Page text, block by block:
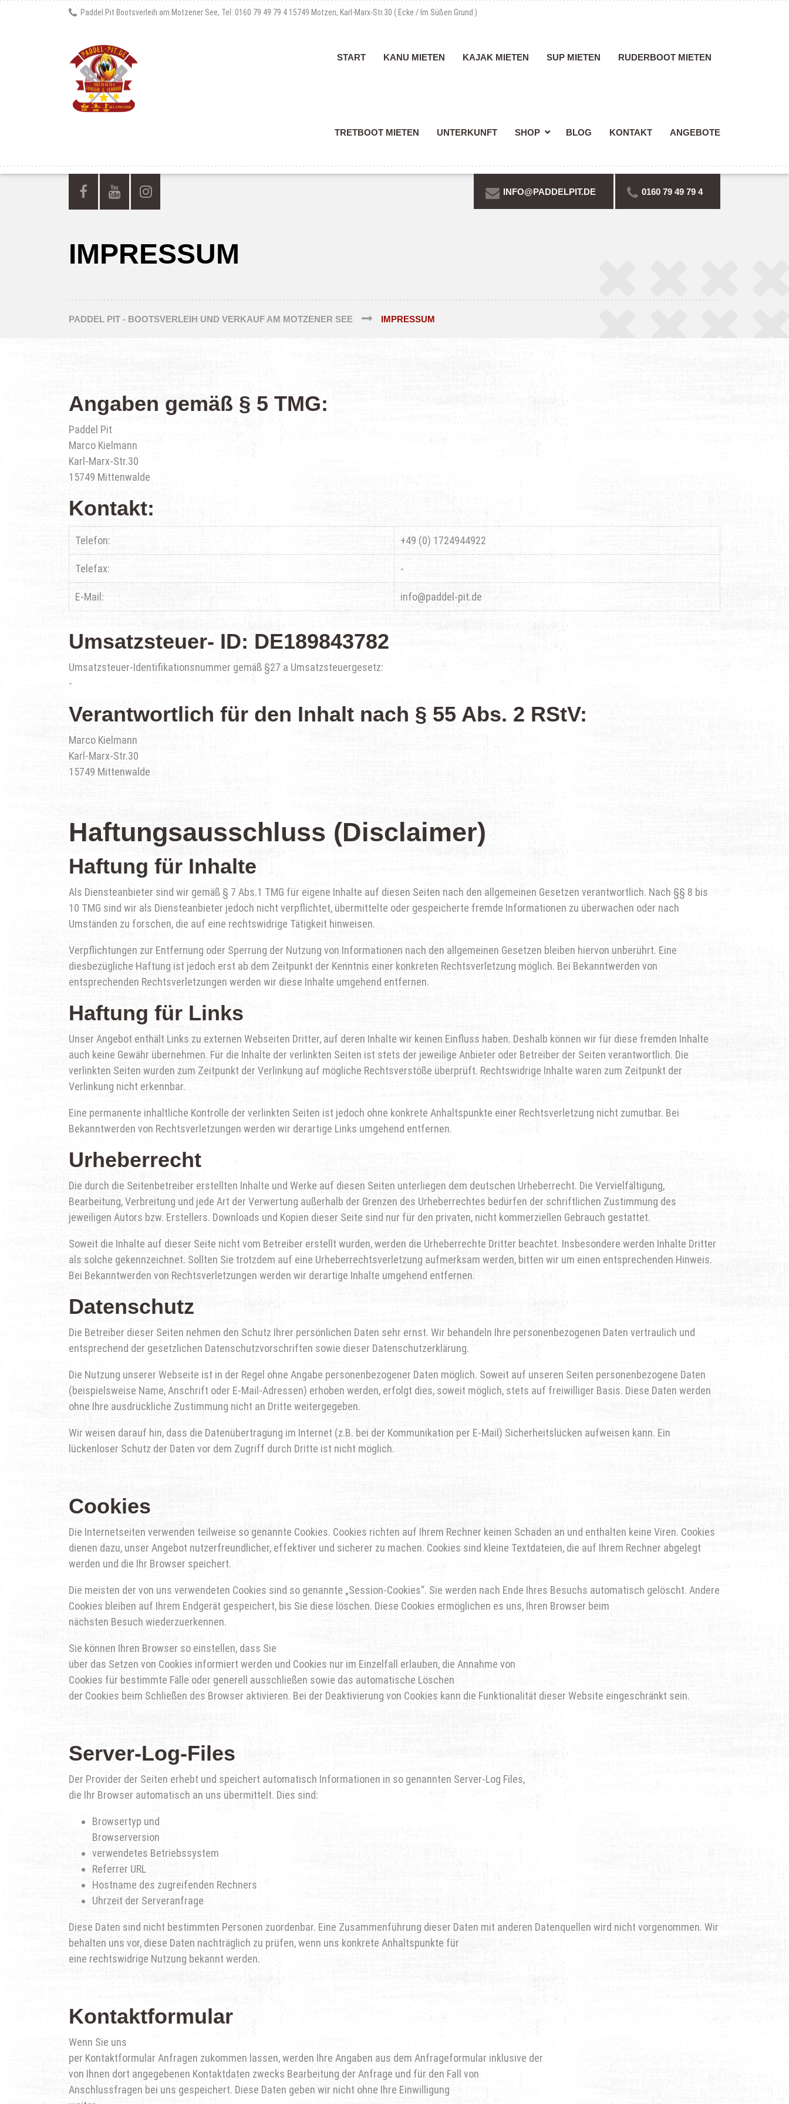
Paddel Pit Bootsverleih am Motzener See, Tel: 0160 79 49 79 4 15749 Motzen, Karl-Marx-Str.30 ( Ecke / Im Süßen Grund )
START KANU MIETEN KAJAK MIETEN SUP MIETEN RUDERBOOT MIETEN
TRETBOOT MIETEN UNTERKUNFT SHOP BLOG KONTAKT ANGEBOTE
INFO@PADDELPIT.DE 0160 79 49 79 4
IMPRESSUM
PADDEL PIT - BOOTSVERLEIH UND VERKAUF AM MOTZENER SEE IMPRESSUM
Angaben gemäß § 5 TMG:
Paddel Pit
Marco Kielmann
Karl-Marx-Str.30
15749 Mittenwalde
Kontakt:
Telefon: +49 (0) 1724944922
Telefax: -
E-Mail: info@paddel-pit.de
Umsatzsteuer- ID: DE189843782
Umsatzsteuer-Identifikationsnummer gemäß §27 a Umsatzsteuergesetz:
-
Verantwortlich für den Inhalt nach § 55 Abs. 2 RStV:
Marco Kielmann
Karl-Marx-Str.30
15749 Mittenwalde
Haftungsausschluss (Disclaimer)
Haftung für Inhalte
Als Diensteanbieter sind wir gemäß § 7 Abs.1 TMG für eigene Inhalte auf diesen Seiten nach den allgemeinen Gesetzen verantwortlich. Nach §§ 8 bis
10 TMG sind wir als Diensteanbieter jedoch nicht verpflichtet, übermittelte oder gespeicherte fremde Informationen zu überwachen oder nach
Umständen zu forschen, die auf eine rechtswidrige Tätigkeit hinweisen.
Verpflichtungen zur Entfernung oder Sperrung der Nutzung von Informationen nach den allgemeinen Gesetzen bleiben hiervon unberührt. Eine
diesbezügliche Haftung ist jedoch erst ab dem Zeitpunkt der Kenntnis einer konkreten Rechtsverletzung möglich. Bei Bekanntwerden von
entsprechenden Rechtsverletzungen werden wir diese Inhalte umgehend entfernen.
Haftung für Links
Unser Angebot enthält Links zu externen Webseiten Dritter, auf deren Inhalte wir keinen Einfluss haben. Deshalb können wir für diese fremden Inhalte
auch keine Gewähr übernehmen. Für die Inhalte der verlinkten Seiten ist stets der jeweilige Anbieter oder Betreiber der Seiten verantwortlich. Die
verlinkten Seiten wurden zum Zeitpunkt der Verlinkung auf mögliche Rechtsverstöße überprüft. Rechtswidrige Inhalte waren zum Zeitpunkt der
Verlinkung nicht erkennbar.
Eine permanente inhaltliche Kontrolle der verlinkten Seiten ist jedoch ohne konkrete Anhaltspunkte einer Rechtsverletzung nicht zumutbar. Bei
Bekanntwerden von Rechtsverletzungen werden wir derartige Links umgehend entfernen.
Urheberrecht
Die durch die Seitenbetreiber erstellten Inhalte und Werke auf diesen Seiten unterliegen dem deutschen Urheberrecht. Die Vervielfältigung,
Bearbeitung, Verbreitung und jede Art der Verwertung außerhalb der Grenzen des Urheberrechtes bedürfen der schriftlichen Zustimmung des
jeweiligen Autors bzw. Erstellers. Downloads und Kopien dieser Seite sind nur für den privaten, nicht kommerziellen Gebrauch gestattet.
Soweit die Inhalte auf dieser Seite nicht vom Betreiber erstellt wurden, werden die Urheberrechte Dritter beachtet. Insbesondere werden Inhalte Dritter
als solche gekennzeichnet. Sollten Sie trotzdem auf eine Urheberrechtsverletzung aufmerksam werden, bitten wir um einen entsprechenden Hinweis.
Bei Bekanntwerden von Rechtsverletzungen werden wir derartige Inhalte umgehend entfernen.
Datenschutz
Die Betreiber dieser Seiten nehmen den Schutz Ihrer persönlichen Daten sehr ernst. Wir behandeln Ihre personenbezogenen Daten vertraulich und
entsprechend der gesetzlichen Datenschutzvorschriften sowie dieser Datenschutzerklärung.
Die Nutzung unserer Webseite ist in der Regel ohne Angabe personenbezogener Daten möglich. Soweit auf unseren Seiten personenbezogene Daten
(beispielsweise Name, Anschrift oder E-Mail-Adressen) erhoben werden, erfolgt dies, soweit möglich, stets auf freiwilliger Basis. Diese Daten werden
ohne Ihre ausdrückliche Zustimmung nicht an Dritte weitergegeben.
Wir weisen darauf hin, dass die Datenübertragung im Internet (z.B. bei der Kommunikation per E-Mail) Sicherheitslücken aufweisen kann. Ein
lückenloser Schutz der Daten vor dem Zugriff durch Dritte ist nicht möglich.
Cookies
Die Internetseiten verwenden teilweise so genannte Cookies. Cookies richten auf Ihrem Rechner keinen Schaden an und enthalten keine Viren. Cookies
dienen dazu, unser Angebot nutzerfreundlicher, effektiver und sicherer zu machen. Cookies sind kleine Textdateien, die auf Ihrem Rechner abgelegt
werden und die Ihr Browser speichert.
Die meisten der von uns verwendeten Cookies sind so genannte „Session-Cookies“. Sie werden nach Ende Ihres Besuchs automatisch gelöscht. Andere
Cookies bleiben auf Ihrem Endgerät gespeichert, bis Sie diese löschen. Diese Cookies ermöglichen es uns, Ihren Browser beim
nächsten Besuch wiederzuerkennen.
Sie können Ihren Browser so einstellen, dass Sie
über das Setzen von Cookies informiert werden und Cookies nur im Einzelfall erlauben, die Annahme von
Cookies für bestimmte Fälle oder generell ausschließen sowie das automatische Löschen
der Cookies beim Schließen des Browser aktivieren. Bei der Deaktivierung von Cookies kann die Funktionalität dieser Website eingeschränkt sein.
Server-Log-Files
Der Provider der Seiten erhebt und speichert automatisch Informationen in so genannten Server-Log Files,
die Ihr Browser automatisch an uns übermittelt. Dies sind:
Browsertyp und
Browserversion
verwendetes Betriebssystem
Referrer URL
Hostname des zugreifenden Rechners
Uhrzeit der Serveranfrage
Diese Daten sind nicht bestimmten Personen zuordenbar. Eine Zusammenführung dieser Daten mit anderen Datenquellen wird nicht vorgenommen. Wir
behalten uns vor, diese Daten nachträglich zu prüfen, wenn uns konkrete Anhaltspunkte für
eine rechtswidrige Nutzung bekannt werden.
Kontaktformular
Wenn Sie uns
per Kontaktformular Anfragen zukommen lassen, werden Ihre Angaben aus dem Anfrageformular inklusive der
von Ihnen dort angegebenen Kontaktdaten zwecks Bearbeitung der Anfrage und für den Fall von
Anschlussfragen bei uns gespeichert. Diese Daten geben wir nicht ohne Ihre Einwilligung